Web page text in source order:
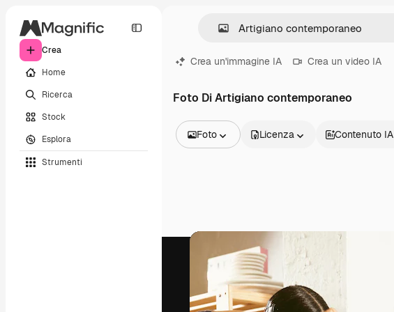
Crea
Home
Ricerca
Stock
Esplora
Strumenti
Crea un'immagine IA Crea un video IA
Foto Di Artigiano contemporaneo
Foto
Video
Motion graphic
Modelli di video
Modelli 3D
Font
Licenza Contenuto IA